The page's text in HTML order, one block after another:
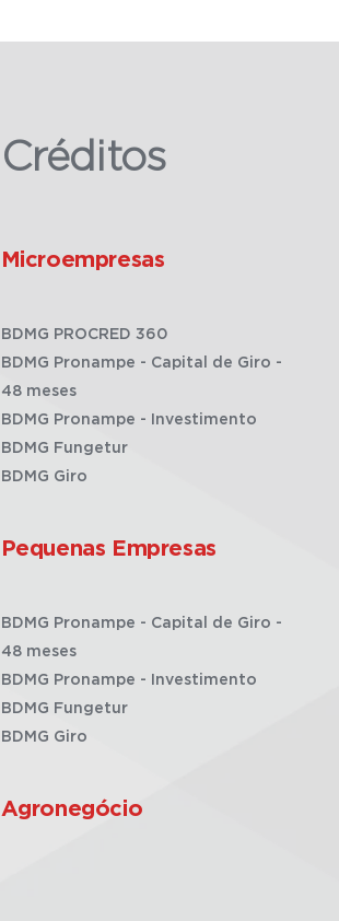
Créditos
Microempresas
BDMG PROCRED 360
BDMG Pronampe - Capital de Giro -
48 meses
BDMG Pronampe - Investimento
BDMG Fungetur
BDMG Giro
Pequenas Empresas
BDMG Pronampe - Capital de Giro -
48 meses
BDMG Pronampe - Investimento
BDMG Fungetur
BDMG Giro
Agronegócio